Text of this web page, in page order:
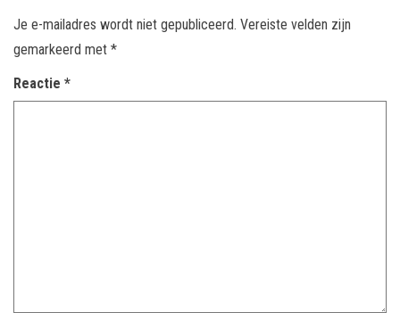
Je e-mailadres wordt niet gepubliceerd. Vereiste velden zijn
gemarkeerd met *
Reactie *